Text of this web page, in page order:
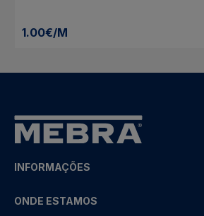
1.00€/M
INFORMAÇÕES
ONDE ESTAMOS